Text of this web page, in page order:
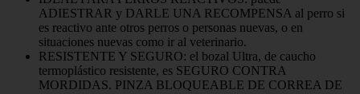
ADIESTRAR y DARLE UNA RECOMPENSA al perro si
es reactivo ante otros perros o personas nuevas, o en
situaciones nuevas como ir al veterinario.
RESISTENTE Y SEGURO: el bozal Ultra, de caucho
termoplástico resistente, es SEGURO CONTRA
MORDIDAS. PINZA BLOQUEABLE DE CORREA DE